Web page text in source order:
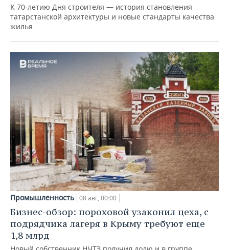
К 70-летию Дня строителя — история становления
татарстанской архитектуры и новые стандарты качества
жилья
Промышленность 08 авг, 00:00
Бизнес-обзор: пороховой узаконил цеха, с
подрядчика лагеря в Крыму требуют еще
1,8 млрд